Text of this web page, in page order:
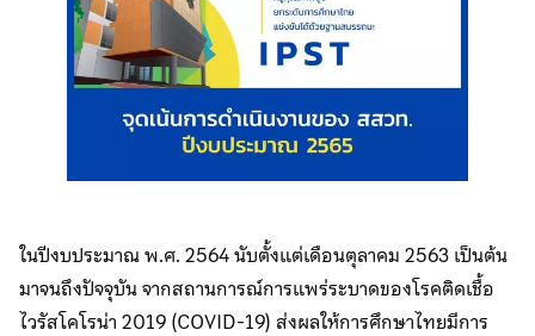
ในปีงบประมาณ พ.ศ. 2564 นับตั้งแต่เดือนตุลาคม 2563 เป็นต้น
มาจนถึงปัจจุบัน จากสถานการณ์การแพร่ระบาดของโรคติดเชื้อ
ไวรัสโคโรน่า 2019 (COVID-19) ส่งผลให้การศึกษาไทยมีการ